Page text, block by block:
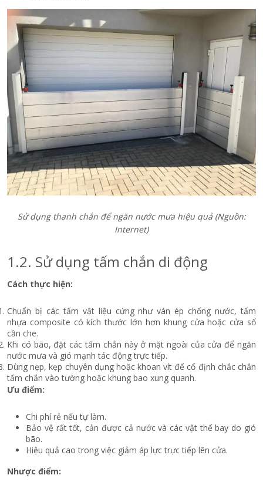
Sử dụng thanh chắn để ngăn nước mưa hiệu quả(Nguồn:
Internet)
1.2. Sử dụng tấm chắn di động
Cách thực hiện:
Chuẩn bị các tấm vật liệu cứng như ván ép chống nước, tấm
nhựa composite có kích thước lớn hơn khung cửa hoặc cửa sổ
cần che.
Khi có bão, đặt các tấm chắn này ở mặt ngoài của cửa để ngăn
nước mưa và gió mạnh tác động trực tiếp.
Dùng nẹp, kẹp chuyên dụng hoặc khoan vít để cố định chắc chắn
tấm chắn vào tường hoặc khung bao xung quanh.
Ưu điểm:
Chi phí rẻ nếu tự làm.
Bảo vệ rất tốt, cản được cả nước và các vật thể bay do gió
bão.
Hiệu quả cao trong việc giảm áp lực trực tiếp lên cửa.
Nhược điểm: